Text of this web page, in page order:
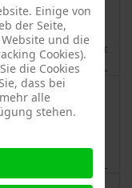
für Fachwarte,
Zentrum Weil der Stadt
- 16:00
Einige von
der Seite,
und die
Cookies).
die Cookies
dass bei
alle
stehen.